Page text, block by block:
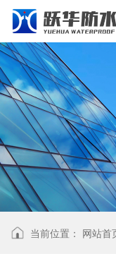
当前位置： 网站首